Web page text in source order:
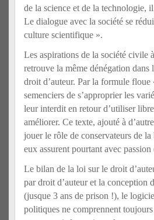
de la science et de la technologie,
Le dialogue avec la société se
culture scientifique ».
Les aspirations de la société civile
retrouve la même dénégation dans
droit d’auteur. Par la formule
semenciers de s’approprier les
leur interdit en retour d’utiliser
améliorer. Ce texte, ajouté à
jouer le rôle de conservateurs de
eux assurent pourtant avec passion
Le bilan de la loi sur le droit
par droit d’auteur et la conception
(jusque 3 ans de prison !), le
politiques ne comprennent